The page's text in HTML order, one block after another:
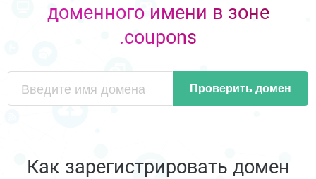
доменного имени в зоне
.coupons
Проверить домен
Как зарегистрировать домен